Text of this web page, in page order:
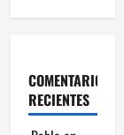
COMENTARIOS
RECIENTES